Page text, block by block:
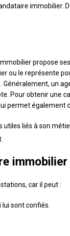
immobilier.
propose
ou le représente
Généralement, un
Pour obtenir une
permet également
utiles liés à son
immobilier
car il peut :
sont confiés.